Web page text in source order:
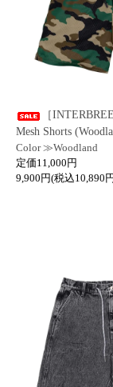
［
Mesh Shorts
Color ≫Woodland
定価11,000円
9,900円(税込10,890